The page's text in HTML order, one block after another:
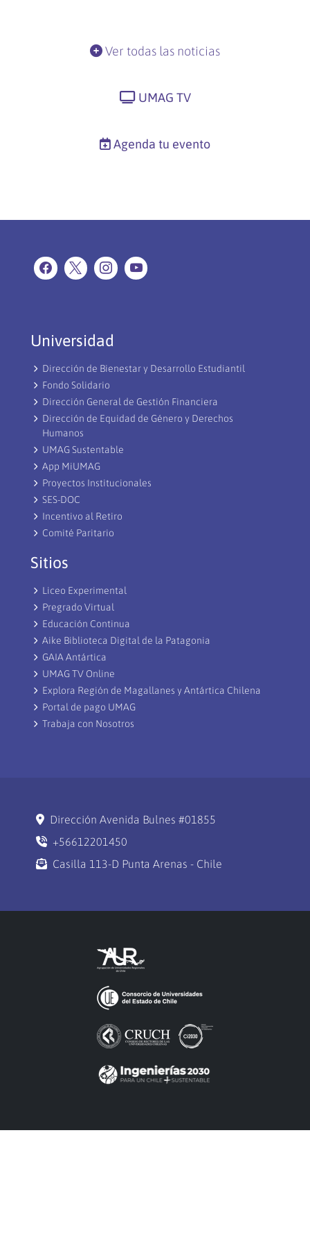
Ver todas las noticias
UMAG TV
Agenda tu evento
Universidad
Dirección de Bienestar y Desarrollo Estudiantil
Fondo Solidario
Dirección General de Gestión Financiera
Dirección de Equidad de Género y Derechos
Humanos
UMAG Sustentable
App MiUMAG
Proyectos Institucionales
SES-DOC
Incentivo al Retiro
Comité Paritario
Sitios
Liceo Experimental
Pregrado Virtual
Educación Continua
Aike Biblioteca Digital de la Patagonia
GAIA Antártica
UMAG TV Online
Explora Región de Magallanes y Antártica Chilena
Portal de pago UMAG
Trabaja con Nosotros
Dirección Avenida Bulnes #01855
+56612201450
Casilla 113-D Punta Arenas - Chile